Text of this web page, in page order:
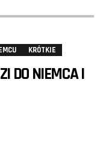
KRÓTKIE
DO NIEMCA I